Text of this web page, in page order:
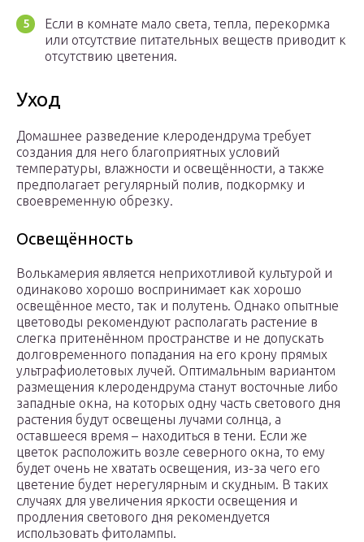
Если в комнате мало света, тепла, перекормка
или отсутствие питательных веществ приводит к
отсутствию цветения.
Уход
Домашнее разведение клеродендрума требует
создания для него благоприятных условий
температуры, влажности и освещённости, а также
предполагает регулярный полив, подкормку и
своевременную обрезку.
Освещённость
Волькамерия является неприхотливой культурой и
одинаково хорошо воспринимает как хорошо
освещённое место, так и полутень. Однако опытные
цветоводы рекомендуют располагать растение в
слегка притенённом пространстве и не допускать
долговременного попадания на его крону прямых
ультрафиолетовых лучей. Оптимальным вариантом
размещения клеродендрума станут восточные либо
западные окна, на которых одну часть светового дня
растения будут освещены лучами солнца, а
оставшееся время – находиться в тени. Если же
цветок расположить возле северного окна, то ему
будет очень не хватать освещения, из-за чего его
цветение будет нерегулярным и скудным. В таких
случаях для увеличения яркости освещения и
продления светового дня рекомендуется
использовать фитолампы.